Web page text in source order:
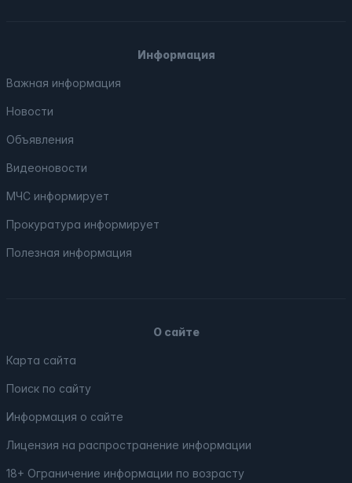
Информация
Важная информация
Новости
Объявления
Видеоновости
МЧС информирует
Прокуратура информирует
Полезная информация
О сайте
Карта сайта
Поиск по сайту
Информация о сайте
Лицензия на распространение информации
18+ Ограничение информации по возрасту